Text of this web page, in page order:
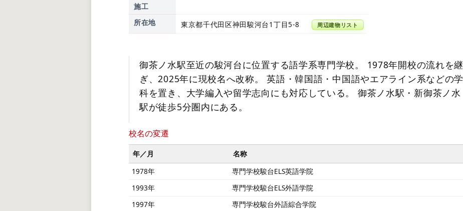
施工
所在地
東京都千代田区神田駿河台1丁目5-8 周辺建物リスト
御茶ノ水駅至近の駿河台に位置する語学系専門学校。 1978年開校の流れを継
ぎ、2025年に現校名へ改称。 英語・韓国語・中国語やエアライン系などの学
科を置き、大学編入や留学志向にも対応している。 御茶ノ水駅・新御茶ノ水
駅が徒歩5分圏内にある。
校名の変遷
年／月
名称
1978年
専門学校駿台ELS英語学院
1993年
専門学校駿台ELS外語学院
1997年
専門学校駿台外語綜合学院